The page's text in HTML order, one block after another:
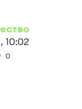
10:02
0